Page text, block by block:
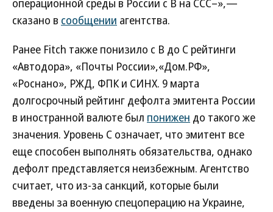
операционной среды в России с B на ССС–»,—
сказано в сообщении агентства.
Ранее Fitch также понизило с B до C рейтинги
«Автодора», «Почты России»,«Дом.РФ»,
«Роснано», РЖД, ФПК и СИНХ. 9 марта
долгосрочный рейтинг дефолта эмитента России
в иностранной валюте был понижен до такого же
значения. Уровень С означает, что эмитент все
еще способен выполнять обязательства, однако
дефолт представляется неизбежным. Агентство
считает, что из-за санкций, которые были
введены за военную спецоперацию на Украине,